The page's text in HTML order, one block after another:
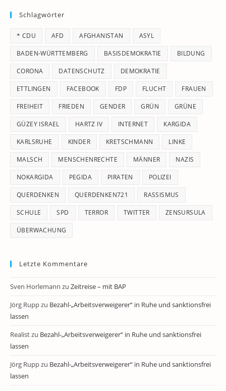
Schlagwörter
* CDU AFD AFGHANISTAN ASYL
BADEN-WÜRTTEMBERG BASISDEMOKRATIE BILDUNG
CORONA DATENSCHUTZ DEMOKRATIE
ETTLINGEN FACEBOOK FDP FLUCHT FRAUEN
FREIHEIT FRIEDEN GENDER GRÜN GRÜNE
GÜZEY ISRAEL HARTZ IV INTERNET KARGIDA
KARLSRUHE KINDER KRETSCHMANN LINKE
MALSCH MENSCHENRECHTE MÄNNER NAZIS
NOKARGIDA PEGIDA PIRATEN POLIZEI
QUERDENKEN QUERDENKEN721 RASSISMUS
SCHULE SPD TERROR TWITTER ZENSURSULA
ÜBERWACHUNG
Letzte Kommentare
Sven Horlemann zu Zeitreise – mit BAP
Jörg Ruppzu Bezahl-„Arbeitsverweigerer“ in Ruhe und sanktionsfrei
lassen
Realistzu Bezahl-„Arbeitsverweigerer“ in Ruhe und sanktionsfrei
lassen
Jörg Ruppzu Bezahl-„Arbeitsverweigerer“ in Ruhe und sanktionsfrei
lassen